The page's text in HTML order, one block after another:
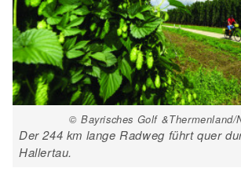
© Bayrisches Golf &Thermenland/
Der 244 km lange Radweg führt quer
Hallertau.